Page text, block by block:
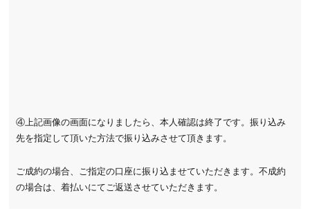
④上記画像の画面になりましたら、本人確認は終了です。振り込み
先を指定して頂いた方法で振り込みさせて頂きます。
ご成約の場合、ご指定の口座に振り込ませていただきます。不成約
の場合は、着払いにてご返送させていただきます。